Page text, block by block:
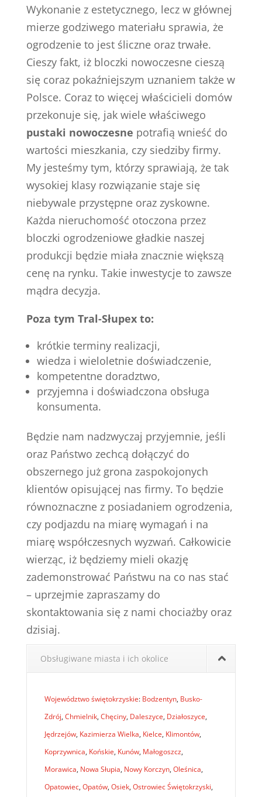
Wykonanie z estetycznego, lecz w głównej
mierze godziwego materiału sprawia, że
ogrodzenie to jest śliczne oraz trwałe.
Cieszy fakt, iż bloczki nowoczesne cieszą
się coraz pokaźniejszym uznaniem także w
Polsce. Coraz to więcej właścicieli domów
przekonuje się, jak wiele właściwego
pustaki nowoczesne potrafią wnieść do
wartości mieszkania, czy siedziby firmy.
My jesteśmy tym, którzy sprawiają, że tak
wysokiej klasy rozwiązanie staje się
niebywale przystępne oraz zyskowne.
Każda nieruchomość otoczona przez
bloczki ogrodzeniowe gładkie naszej
produkcji będzie miała znacznie większą
cenę na rynku. Takie inwestycje to zawsze
mądra decyzja.
Poza tym Tral-Słupex to:
krótkie terminy realizacji,
wiedza i wieloletnie doświadczenie,
kompetentne doradztwo,
przyjemna i doświadczona obsługa
konsumenta.
Będzie nam nadzwyczaj przyjemnie, jeśli
oraz Państwo zechcą dołączyć do
obszernego już grona zaspokojonych
klientów opisującej nas firmy. To będzie
równoznaczne z posiadaniem ogrodzenia,
czy podjazdu na miarę wymagań i na
miarę współczesnych wyzwań. Całkowicie
wierząc, iż będziemy mieli okazję
zademonstrować Państwu na co nas stać
– uprzejmie zapraszamy do
skontaktowania się z nami chociażby oraz
dzisiaj.
Obsługiwane miasta i ich okolice
Województwo świętokrzyskie: Bodzentyn, Busko-
Zdrój, Chmielnik, Chęciny, Daleszyce, Działoszyce,
Jędrzejów, Kazimierza Wielka, Kielce, Klimontów,
Koprzywnica, Końskie, Kunów, Małogoszcz,
Morawica, Nowa Słupia, Nowy Korczyn, Oleśnica,
Opatowiec, Opatów, Osiek, Ostrowiec Świętokrzyski,